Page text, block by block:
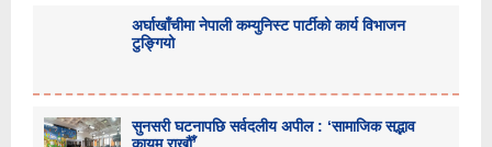
अर्घाखाँचीमा नेपाली कम्युनिस्ट पार्टीको कार्य विभाजन
टुङ्गियो
सुनसरी घटनापछि सर्वदलीय अपील : ‘सामाजिक सद्भाव